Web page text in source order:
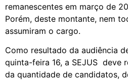
remanescentes em março de
Porém, deste montante, nem
assumiram o cargo.
Como resultado da audiência
quinta-feira 16, a SEJUS deve
da quantidade de candidatos,